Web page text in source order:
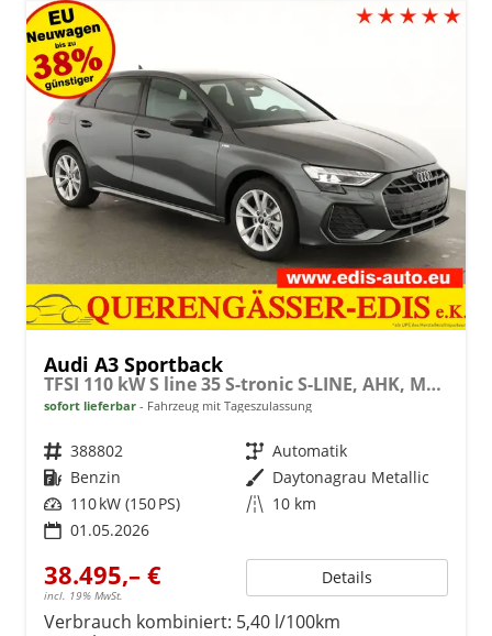
Audi A3 Sportback
TFSI 110 kW S line 35 S-tronic S-LINE, AHK, Matrix, Navi, el. Klappe, Kamera, Winter, 3 J.-Garantie
sofort lieferbar Fahrzeug mit Tageszulassung
Fahrzeugnr. 388802 Getriebe Automatik
Kraftstoff Benzin Außenfarbe Daytonagrau Metallic
Leistung 110 kW (150 PS) Kilometerstand 10 km
01.05.2026
38.495,– €
incl. 19% MwSt.
Details
Verbrauch kombiniert: 5,40 l/100km